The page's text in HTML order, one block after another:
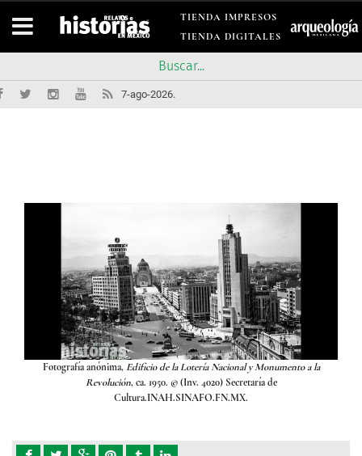
TIENDA IMPRESOS
TIENDA DIGITALES
7-ago-2026.
Fotografía anónima, Edificio de la Lotería Nacional y Monumento a la
Revolución, ca. 1950. © (Inv. 4020) Secretaría de
Cultura.INAH.SINAFO.FN.MX.